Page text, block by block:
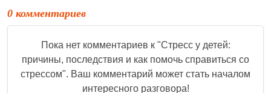
0 комментариев
Пока нет комментариев к "Стресс у детей:
причины, последствия и как помочь справиться со
стрессом". Ваш комментарий может стать началом
интересного разговора!